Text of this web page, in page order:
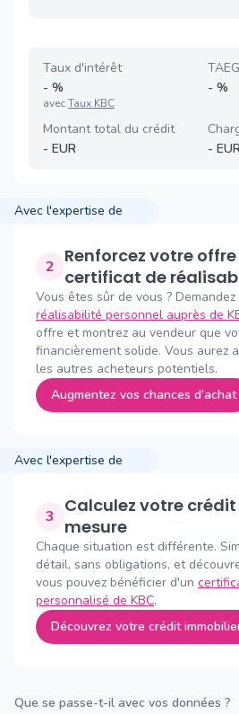
Taux d'intérêt
- %
avecTaux KBC
TAEG
- %
Montant total du crédit
- EUR
-
Avec l'expertise de
2 Renforcez votre offre avec un
certificat de
Vous êtes sûr de vous ?
réalisabilité personnel auprès de
offre et montrez au vendeur que
financièrement solide. Vous aurez
les autres acheteurs potentiels.
Augmentez vos chances d’achat
Avec l'expertise de
3
Calculez votre crédit immobilier sur
mesure
Chaque situation est différente.
détail, sans obligations, et
vous pouvez bénéficier d'un
personnalisé de KBC.
Découvrez votre crédit
Que se passe-t-il avec vos données ?